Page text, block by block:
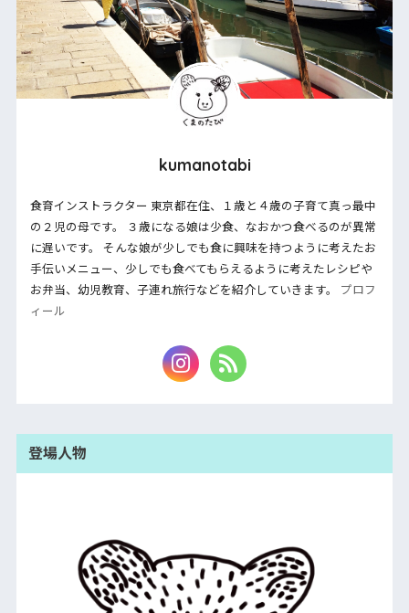
kumanotabi
食育インストラクター 東京都在住、１歳と４歳の子育て真っ最中
の２児の母です。 ３歳になる娘は少食、なおかつ食べるのが異常
に遅いです。 そんな娘が少しでも食に興味を持つように考えたお
手伝いメニュー、少しでも食べてもらえるように考えたレシピや
お弁当、幼児教育、子連れ旅行などを紹介していきます。 プロフ
ィール
登場人物